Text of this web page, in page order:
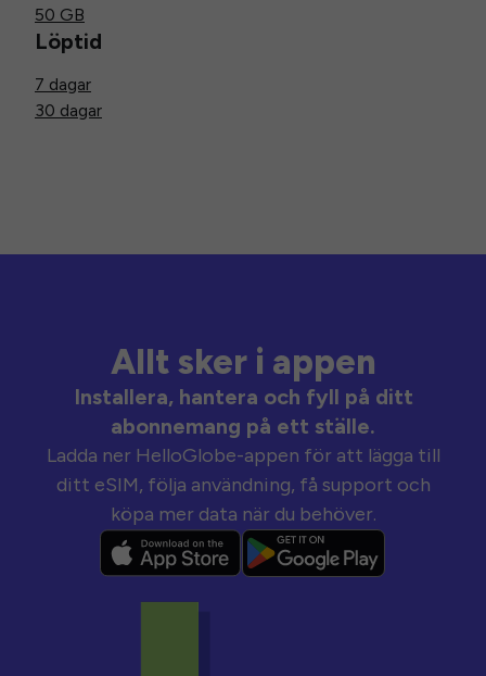
50 GB
Löptid
7 dagar
30 dagar
Allt sker i appen
Installera, hantera och fyll på ditt
abonnemang på ett ställe.
Ladda ner HelloGlobe-appen för att lägga till
ditt eSIM, följa användning, få support och
köpa mer data när du behöver.